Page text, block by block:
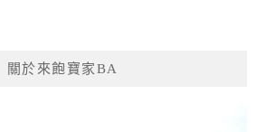
關於來飽寶家BA